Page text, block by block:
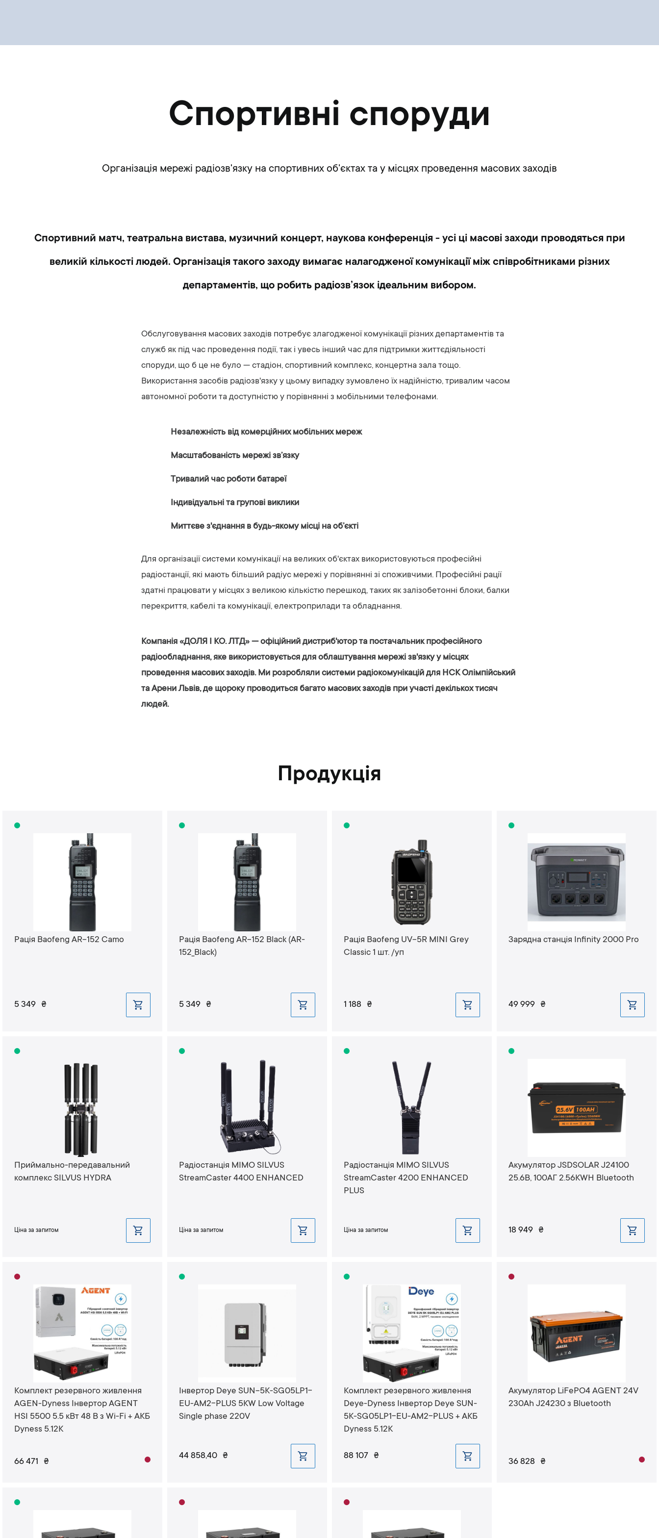
Cпортивні споруди
Організація мережі радіозв'язку на спортивних об'єктах та у місцях проведення масових заходів
Спортивний матч, театральна вистава, музичний концерт, наукова конференція - усі ці масові заходи проводяться при
великій кількості людей. Організація такого заходу вимагає налагодженої комунікації між співробітниками різних
департаментів, що робить радіозв’язок ідеальним вибором.
Обслуговування масових заходів потребує злагодженої комунікації різних департаментів та
служб як під час проведення події, так і увесь інший час для підтримки життєдіяльності
споруди, що б це не було — стадіон, спортивний комплекс, концертна зала тощо.
Використання засобів радіозв'язку у цьому випадку зумовлено їх надійністю, тривалим часом
автономної роботи та доступністю у порівнянні з мобільними телефонами.
Незалежність від комерційних мобільних мереж
Масштабованість мережі зв’язку
Тривалий час роботи батареї
Індивідуальні та групові виклики
Миттєве з'єднання в будь-якому місці на об’єкті
Для організації системи комунікації на великих об'єктах використовуються професійні
радіостанції, які мають більший радіус мережі у порівнянні зі споживчими. Професійні рації
здатні працювати у місцях з великою кількістю перешкод, таких як залізобетонні блоки, балки
перекриття, кабелі та комунікації, електроприлади та обладнання.
Компанія «ДОЛЯ І КО. ЛТД» — офіційний дистриб'ютор та постачальник професійного
радіообладнання, яке використовується для облаштування мережі зв'язку у місцях
проведення масових заходів. Ми розробляли системи радіокомунікацій для НСК Олімпійський
та Арени Львів, де щороку проводиться багато масових заходів при участі декількох тисяч
людей.
Продукція
Рація Baofeng AR-152 Camo
5 349 ₴
Рація Baofeng AR-152 Black (AR-
152_Black)
5 349 ₴
Рація Baofeng UV-5R MINI Grey
Classic 1 шт. /уп
1 188 ₴
Зарядна станція Infinity 2000 Pro
49 999 ₴
Приймально-передавальний
комплекс SILVUS HYDRA
Ціна за запитом
Радіостанція MIMO SILVUS
StreamCaster 4400 ENHANCED
Ціна за запитом
Радіостанція MIMO SILVUS
StreamCaster 4200 ENHANCED
PLUS
Ціна за запитом
Акумулятор JSDSOLAR J24100
25.6В, 100АГ 2.56KWH Bluetooth
18 949 ₴
Комплект резервного живлення
AGEN-Dyness Інвертор AGENT
HSI 5500 5.5 кВт 48 В з Wi-Fi + АКБ
Dyness 5.12K
66 471 ₴
Інвертор Deye SUN-5K-SG05LP1-
EU-AM2-PLUS 5KW Low Voltage
Single phase 220V
44 858,40 ₴
Комплект резервного живлення
Deye-Dyness Інвертор Deye SUN-
5K-SG05LP1-EU-AM2-PLUS + АКБ
Dyness 5.12K
88 107 ₴
Акумулятор LiFePO4 AGENT 24V
230Ah J24230 з Bluetooth
36 828 ₴